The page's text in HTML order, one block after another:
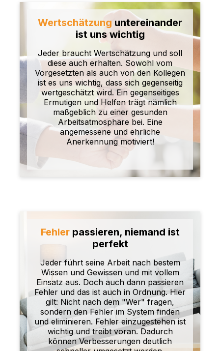
Wertschätzung untereinander
ist uns wichtig
Jeder braucht Wertschätzung und soll
diese auch erhalten. Sowohl vom
Vorgesetzten als auch von den Kollegen
ist es uns wichtig, dass sich gegenseitig
wertgeschätzt wird. Ein gegenseitiges
Ermutigen und Helfen trägt nämlich
maßgeblich zu einer gesunden
Arbeitsatmosphäre bei. Eine
angemessene und ehrliche
Anerkennung motiviert!
Fehlerpassieren, niemand ist
perfekt
Jeder führt seine Arbeit nach bestem
Wissen und Gewissen und mit vollem
Einsatz aus. Doch auch dann passieren
Fehler und das ist auch in Ordnung. Hier
gilt: Nicht nach dem "Wer" fragen,
sondern den Fehler im System finden
und eliminieren. Fehler einzugestehen ist
wichtig und treibt voran. Dadurch
können Verbesserungen deutlich